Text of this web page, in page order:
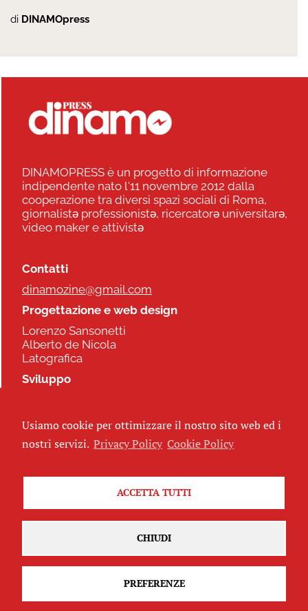
di DINAMOpress
DINAMOPRESS è un progetto di informazione
indipendente nato l'11 novembre 2012 dalla
cooperazione tra diversi spazi sociali di Roma,
giornalistə professionistə, ricercatorə universitarə,
video maker e attivistə
Contatti
dinamozine@gmail.com
Progettazione e web design
Lorenzo Sansonetti
Alberto de Nicola
Latografica
Sviluppo
Seguici
Attribuzione - Non commerciale - Non opere derivate 2.5 Italia
Usiamo cookie per ottimizzare il nostro sito web ed i
nostri servizi. Privacy Policy Cookie Policy
ACCETTA TUTTI
CHIUDI
PREFERENZE